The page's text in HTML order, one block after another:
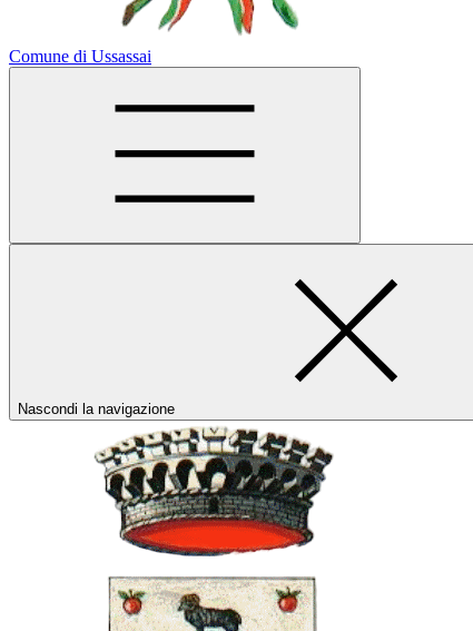
Comune di Ussassai
Nascondi la navigazione